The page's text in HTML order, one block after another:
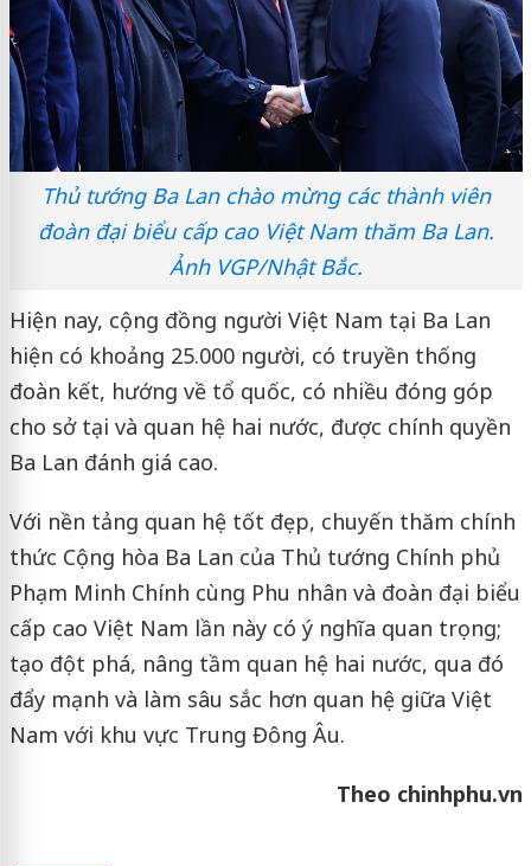
Thủ tướng Ba Lan chào mừng các thành viên
đoàn đại biểu cấp cao Việt Nam thăm Ba Lan.
Ảnh VGP/Nhật Bắc.
Hiện nay, cộng đồng người Việt Nam tại Ba Lan
hiện có khoảng 25.000 người, có truyền thống
đoàn kết, hướng về tổ quốc, có nhiều đóng góp
cho sở tại và quan hệ hai nước, được chính quyền
Ba Lan đánh giá cao.
Với nền tảng quan hệ tốt đẹp, chuyến thăm chính
thức Cộng hòa Ba Lan của Thủ tướng Chính phủ
Phạm Minh Chính cùng Phu nhân và đoàn đại biểu
cấp cao Việt Nam lần này có ý nghĩa quan trọng;
tạo đột phá, nâng tầm quan hệ hai nước, qua đó
đẩy mạnh và làm sâu sắc hơn quan hệ giữa Việt
Nam với khu vực Trung Đông Âu.
Theo chinhphu.vn